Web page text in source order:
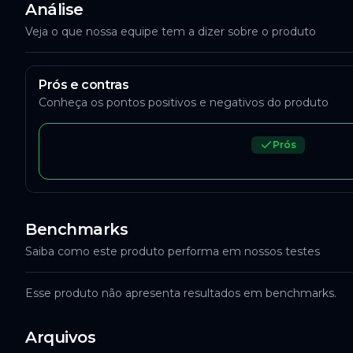
Análise
Veja o que nossa equipe tem a dizer sobre o produto
Prós e contras
Conheça os pontos positivos e negativos do produto
Prós
Benchmarks
Saiba como este produto performa em nossos testes
Esse produto não apresenta resultados em benchmarks.
Arquivos